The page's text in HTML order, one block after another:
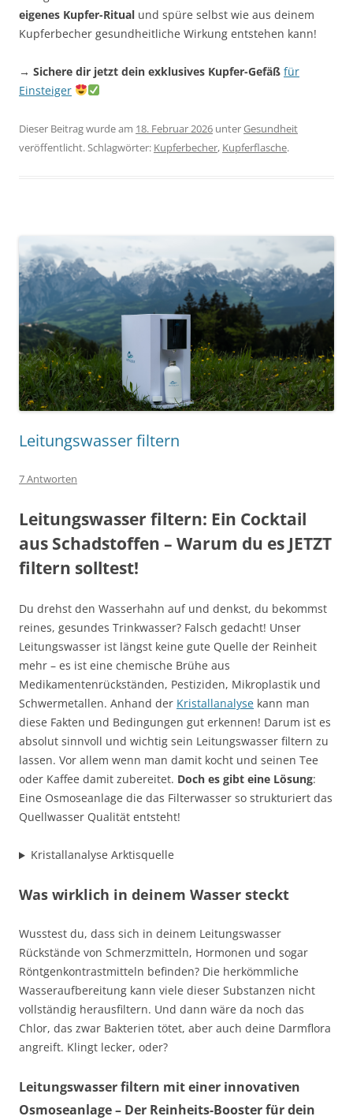
eigenes Kupfer-Ritual und spüre selbst wie aus deinem
Kupferbecher gesundheitliche Wirkung entstehen kann!
→ Sichere dir jetzt dein exklusives Kupfer-Gefäß für
Einsteiger
Dieser Beitrag wurde am 18. Februar 2026 unterGesundheit
veröffentlicht. Schlagwörter: Kupferbecher, Kupferflasche.
Leitungswasser filtern
7 Antworten
Leitungswasser filtern: Ein Cocktail
aus Schadstoffen – Warum du es JETZT
filtern solltest!
Du drehst den Wasserhahn auf und denkst, du bekommst
reines, gesundes Trinkwasser? Falsch gedacht! Unser
Leitungswasser ist längst keine gute Quelle der Reinheit
mehr – es ist eine chemische Brühe aus
Medikamentenrückständen, Pestiziden, Mikroplastik und
Schwermetallen. Anhand der Kristallanalyse kann man
diese Fakten und Bedingungen gut erkennen! Darum ist es
absolut sinnvoll und wichtig sein Leitungswasser filtern zu
lassen. Vor allem wenn man damit kocht und seinen Tee
oder Kaffee damit zubereitet. Doch es gibt eine Lösung:
Eine Osmoseanlage die das Filterwasser so strukturiert das
Quellwasser Qualität entsteht!
Kristallanalyse Arktisquelle
Was wirklich in deinem Wasser steckt
Wusstest du, dass sich in deinem Leitungswasser
Rückstände von Schmerzmitteln, Hormonen und sogar
Röntgenkontrastmitteln befinden? Die herkömmliche
Wasseraufbereitung kann viele dieser Substanzen nicht
vollständig herausfiltern. Und dann wäre da noch das
Chlor, das zwar Bakterien tötet, aber auch deine Darmflora
angreift. Klingt lecker, oder?
Leitungswasser filtern mit einer innovativen
Osmoseanlage – Der Reinheits-Booster für dein